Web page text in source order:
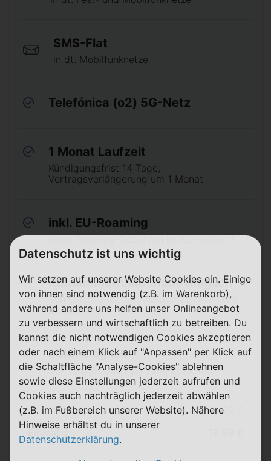
SMS-Flat
in dt. Mobilfunknetze
Telefónica (o2) 5G-Netz
1 Monat Laufzeit
Kündigungsfrist 14 Tage,
Vertragsverlängerung um 1 Monat
inkl. EU-Roaming
Keine Roaming-Gebühren im EU-Ausland
Rufnummernmitnahme möglich
Von einem anderen Anbieter zu Unlimited
Mobile ⓘ
eSIM möglich
Der Tarif ist auch als eSIM bestellbar
Anschlusspreis 39,99 €19,99 €
Einmalig
Datenschutz ist uns wichtig
Wir setzen auf unserer Website Cookies ein. Einige
von ihnen sind notwendig (z.B. im Warenkorb),
während andere uns helfen unser Onlineangebot
zu verbessern und wirtschaftlich zu betreiben. Du
kannst die nicht notwendigen Cookies akzeptieren
oder nach einem Klick auf "Anpassen" per Klick auf
die Schaltfläche "Analyse-Cookies" ablehnen
sowie diese Einstellungen jederzeit aufrufen und
Cookies auch nachträglich jederzeit abwählen
(z.B. im Fußbereich unserer Website). Nähere
Hinweise erhältst du in unserer
Datenschutzerklärung.